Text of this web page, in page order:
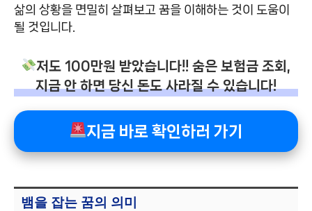
삶의 상황을 면밀히 살펴보고 꿈을 이해하는 것이 도움이
될 것입니다.
저도 100만원 받았습니다!! 숨은 보험금 조회,
지금 안 하면 당신 돈도 사라질 수 있습니다!
지금 바로 확인하러 가기
뱀을 잡는 꿈의 의미